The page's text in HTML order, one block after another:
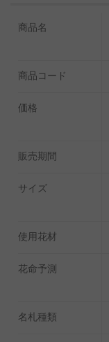
商品名
商品コード
価格
販売期間
サイズ
使用花材
花命予測
名札種類